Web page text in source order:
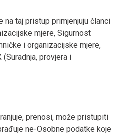
na taj pristup primjenjuju članci
mjere, Sigurnost
i organizacijske mjere,
provjera i
prenosi, može pristupiti
ne-Osobne podatke koje